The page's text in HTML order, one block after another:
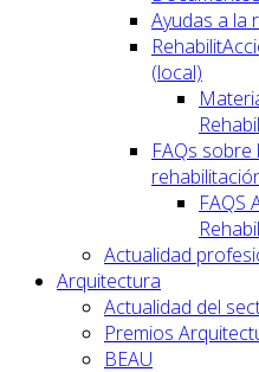
Ayudas a la
(local)
FAQs sobre
FAQS
Actualidad
Arquitectura
Actualidad del
Premios
BEAU